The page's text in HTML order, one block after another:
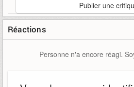
Publier une
Réactions
Personne n'a encore réagi.